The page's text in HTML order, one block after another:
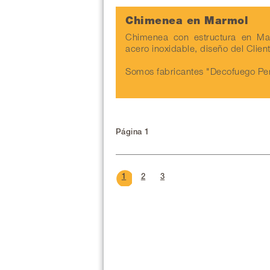
Chimenea en Marmol
Chimenea con estructura en
acero inoxidable, diseño del
Somos fabricantes "Decofuego
Página 1
1 2 3